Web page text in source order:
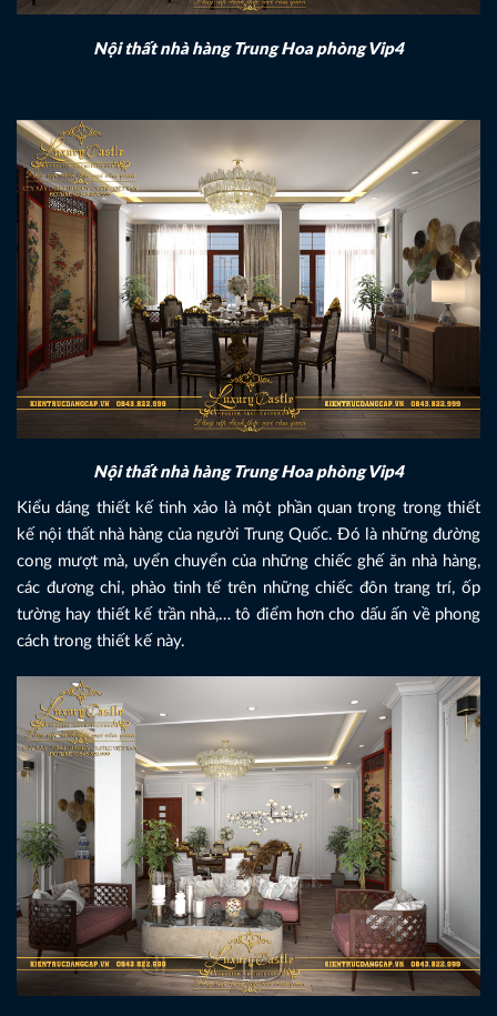
Nội thất nhà hàng Trung Hoa phòng Vip4
Nội thất nhà hàng Trung Hoa phòng Vip4
Kiểu dáng thiết kế tinh xảo là một phần quan trọng trong thiết
kế nội thất nhà hàng của người Trung Quốc. Đó là những đường
cong mượt mà, uyển chuyển của những chiếc ghế ăn nhà hàng,
các đương chỉ, phào tinh tế trên những chiếc đôn trang trí, ốp
tường hay thiết kế trần nhà,… tô điểm hơn cho dấu ấn về phong
cách trong thiết kế này.